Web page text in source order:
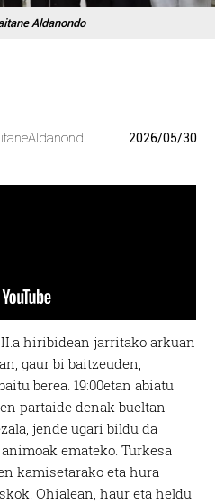
Aldanondo
2026/05/30
hiribidean jarritako arkuan
gaur bi baitzeuden,
berea. 19:00etan abiatu
partaide denak bueltan
jende ugari bildu da
emateko. Turkesa
kamisetarako eta hura
Ohialean, haur eta heldu